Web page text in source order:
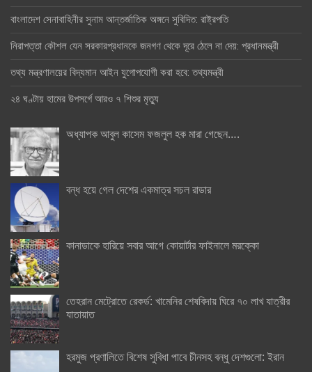
বাংলাদেশ সেনাবাহিনীর সুনাম আন্তর্জাতিক অঙ্গনে সুবিদিত: রাষ্ট্রপতি
নিরাপত্তা কৌশল যেন সরকারপ্রধানকে জনগণ থেকে দূরে ঠেলে না দেয়: প্রধানমন্ত্রী
তথ্য মন্ত্রণালয়ের বিদ্যমান আইন যুগোপযোগী করা হবে: তথ্যমন্ত্রী
২৪ ঘণ্টায় হামের উপসর্গে আরও ৭ শিশুর মৃত্যু
অধ্যাপক আবুল কাসেম ফজলুল হক মারা গেছেন….
বন্ধ হয়ে গেল দেশের একমাত্র সচল রাডার
কানাডাকে হারিয়ে সবার আগে কোয়ার্টার ফাইনালে মরক্কো
তেহরান মেট্রোতে রেকর্ড: খামেনির শেষবিদায় ঘিরে ৭০ লাখ যাত্রীর
যাতায়াত
হরমুজ প্রণালিতে বিশেষ সুবিধা পাবে চীনসহ বন্ধু দেশগুলো: ইরান